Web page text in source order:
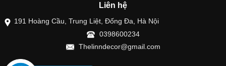
Liên hệ
191 Hoàng Cầu, Trung Liệt, Đống Đa, Hà Nội
0398600234
Thelinndecor@gmail.com